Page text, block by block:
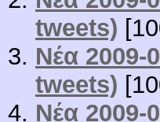
tweets)
Νέα 2009-
tweets)
Νέα 2009-